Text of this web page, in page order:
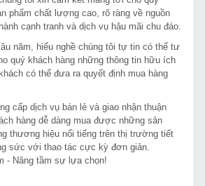
phẩm chất lượng cao, rõ ràng về nguồn
cạnh tranh và dịch vụ hậu mãi chu đáo.
năm, hiểu nghề chúng tôi tự tin có thể tư
quý khách hàng những thông tin hữu ích
có thể đưa ra quyết định mua hàng
cấp dịch vụ bán lẻ và giao nhận thuận
hàng dễ dàng mua được những sản
thương hiệu nổi tiếng trên thị trường tiết
sức với thao tác cực kỳ đơn giản.
- Nâng tầm sự lựa chọn!